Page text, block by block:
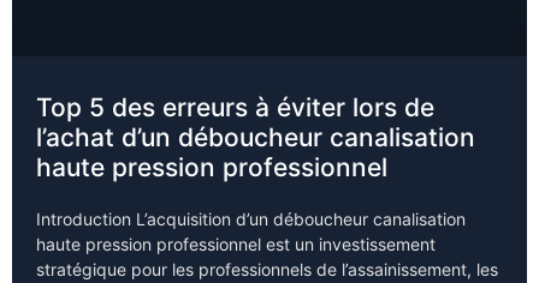
Top 5 des erreurs à éviter lors de
l’achat d’un déboucheur canalisation
haute pression professionnel
Introduction L’acquisition d’un déboucheur canalisation
haute pression professionnel est un investissement
stratégique pour les professionnels de l’assainissement, les